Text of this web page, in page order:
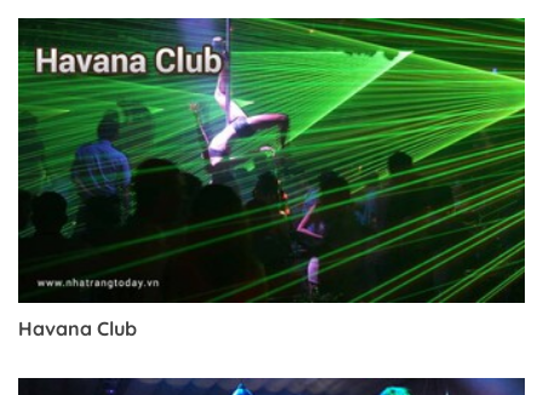
Havana Club